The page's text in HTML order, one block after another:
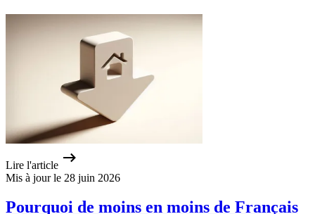
Lire l'article
Mis à jour le 28 juin 2026
Pourquoi de moins en moins de Français